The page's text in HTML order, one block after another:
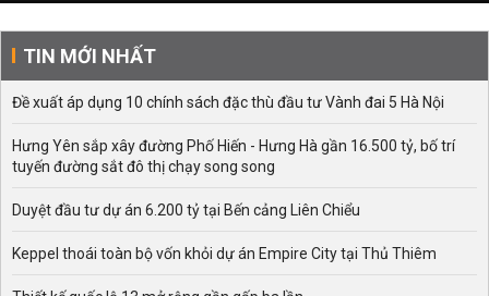
TIN MỚI NHẤT
Đề xuất áp dụng 10 chính sách đặc thù đầu tư Vành đai 5 Hà Nội
Hưng Yên sắp xây đường Phố Hiến - Hưng Hà gần 16.500 tỷ, bố trí
tuyến đường sắt đô thị chạy song song
Duyệt đầu tư dự án 6.200 tỷ tại Bến cảng Liên Chiểu
Keppel thoái toàn bộ vốn khỏi dự án Empire City tại Thủ Thiêm